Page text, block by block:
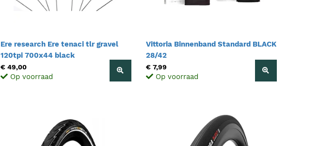
Ere research Ere tenaci tlr gravel
120tpi 700x44 black
€ 49,00
Op voorraad
Vittoria Binnenband Standard BLACK
28/42
€ 7,99
Op voorraad